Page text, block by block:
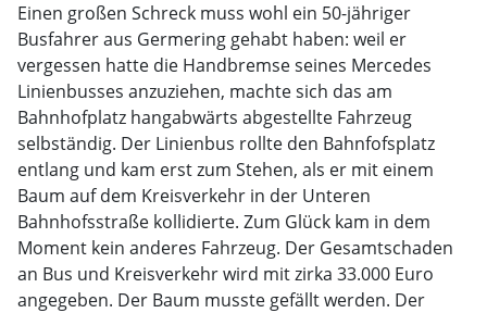
Einen großen Schreck muss wohl ein 50-jähriger
Busfahrer aus Germering gehabt haben: weil er
vergessen hatte die Handbremse seines Mercedes
Linienbusses anzuziehen, machte sich das am
Bahnhofplatz hangabwärts abgestellte Fahrzeug
selbständig. Der Linienbus rollte den Bahnfofsplatz
entlang und kam erst zum Stehen, als er mit einem
Baum auf dem Kreisverkehr in der Unteren
Bahnhofsstraße kollidierte. Zum Glück kam in dem
Moment kein anderes Fahrzeug. Der Gesamtschaden
an Bus und Kreisverkehr wird mit zirka 33.000 Euro
angegeben. Der Baum musste gefällt werden. Der